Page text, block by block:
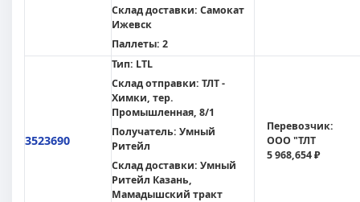
Склад доставки: Самокат
Ижевск
Паллеты: 2
3523690
Тип: LTL
Склад отправки: ТЛТ -
Химки, тер.
Промышленная, 8/1
Получатель: Умный
Ритейл
Склад доставки: Умный
Ритейл Казань,
Мамадышский тракт
Перевозчик:
ООО "ТЛТ
5 968,654 ₽